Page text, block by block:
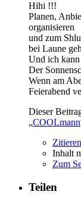
Hihi !!!
Planen,
organisieren
und zum
bei Laune
Und ich kann
Der
Wenn am
Feierabend
Dieser
„COOLmann
Zitieren
Inhalt
Zum
Teilen